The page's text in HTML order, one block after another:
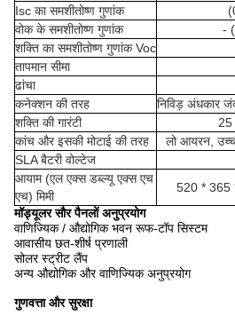
Isc का समशीतोष्ण गुणांक
वोक के समशीतोष्ण गुणांक
-
शक्ति का समशीतोष्ण गुणांक Voc
तापमान सीमा
ढांचा
कनेक्शन की तरह
निविड़ अंधकार
शक्ति की गारंटी
25
कांच और इसकी मोटाई की तरह
लो आयरन, उच्च
SLA बैटरी वोल्टेज
आयाम (एल एक्स डब्ल्यू एक्स एच
एच) मिमी
520 * 365
मॉड्यूलर सौर पैनलों अनुप्रयोग
वाणिज्यिक / औद्योगिक भवन रूफ-टॉप सिस्टम
आवासीय छत-शीर्ष प्रणाली
सोलर स्ट्रीट लैंप
अन्य औद्योगिक और वाणिज्यिक अनुप्रयोग
गुणवत्ता और सुरक्षा